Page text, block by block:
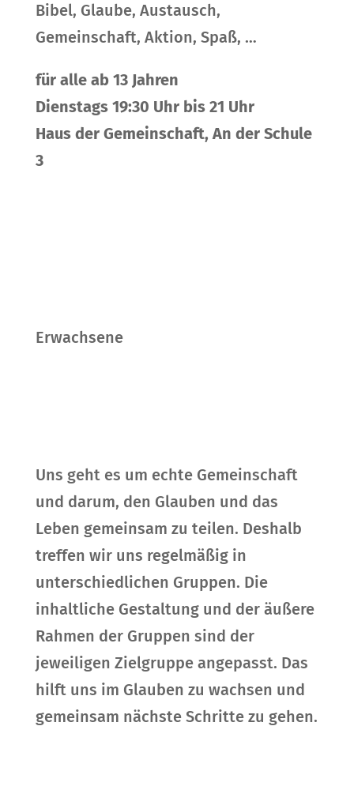
Bibel, Glaube, Austausch,
Gemeinschaft, Aktion, Spaß, …
für alle ab 13 Jahren
Dienstags 19:30 Uhr bis 21 Uhr
Haus der Gemeinschaft, An der Schule
3
Erwachsene
Uns geht es um echte Gemeinschaft
und darum, den Glauben und das
Leben gemeinsam zu teilen. Deshalb
treffen wir uns regelmäßig in
unterschiedlichen Gruppen. Die
inhaltliche Gestaltung und der äußere
Rahmen der Gruppen sind der
jeweiligen Zielgruppe angepasst. Das
hilft uns im Glauben zu wachsen und
gemeinsam nächste Schritte zu gehen.